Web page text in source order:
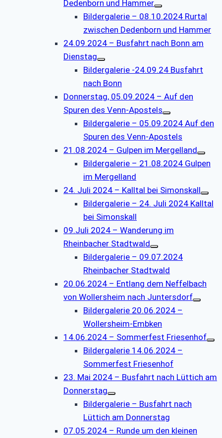
Dedenborn und Hammer
Bildergalerie – 08.10.2024 Rurtal
zwischen Dedenborn und Hammer
24.09.2024 – Busfahrt nach Bonn am
Dienstag
Bildergalerie -24.09.24 Busfahrt
nach Bonn
Donnerstag, 05.09.2024 – Auf den
Spuren des Venn-Apostels
Bildergalerie – 05.09.2024 Auf den
Spuren des Venn-Apostels
21.08.2024 – Gulpen im Mergelland
Bildergalerie – 21.08.2024 Gulpen
im Mergelland
24. Juli 2024 – Kalltal bei Simonskall
Bildergalerie – 24. Juli 2024 Kalltal
bei Simonskall
09.Juli 2024 – Wanderung im
Rheinbacher Stadtwald
Bildergalerie – 09.07.2024
Rheinbacher Stadtwald
20.06.2024 – Entlang dem Neffelbach
von Wollersheim nach Juntersdorf
Bildergalerie 20.06.2024 –
Wollersheim-Embken
14.06.2024 – Sommerfest Friesenhof
Bildergalerie 14.06.2024 –
Sommerfest Friesenhof
23. Mai 2024 – Busfahrt nach Lüttich am
Donnerstag
Bildergalerie – Busfahrt nach
Lüttich am Donnerstag
07.05.2024 – Runde um den kleinen